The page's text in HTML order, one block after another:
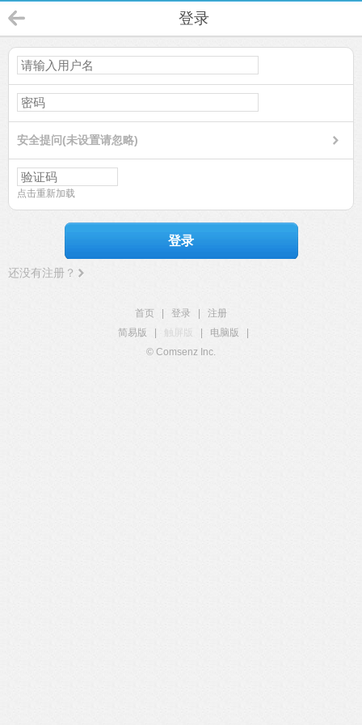
登录
安全提问(未设置请忽略)
点击重新加载
登录
还没有注册？
首页 登录
注册
简易版
触屏版 电脑版
© Comsenz Inc.